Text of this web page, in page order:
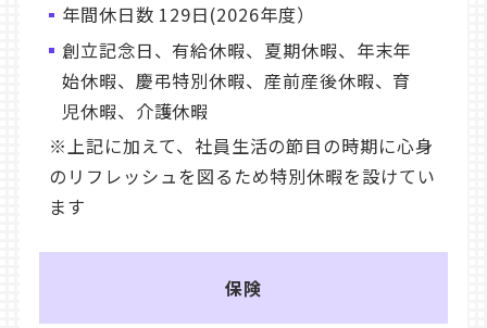
年間休日数 129日(2026年度）
創立記念日、有給休暇、夏期休暇、年末年
始休暇、慶弔特別休暇、産前産後休暇、育
児休暇、介護休暇
※上記に加えて、社員生活の節目の時期に心身
のリフレッシュを図るため特別休暇を設けてい
ます
保険